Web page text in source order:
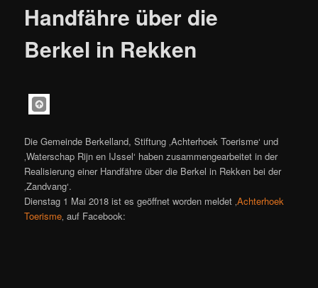
Handfähre über die
Berkel in Rekken
Die Gemeinde Berkelland, Stiftung ‚Achterhoek Toerisme‘ und
‚Waterschap Rijn en IJssel‘ haben zusammengearbeitet in der
Realisierung einer Handfähre über die Berkel in Rekken bei der
‚Zandvang‘.
Dienstag 1 Mai 2018 ist es geöffnet worden meldet ‚Achterhoek
Toerisme‚ auf Facebook: